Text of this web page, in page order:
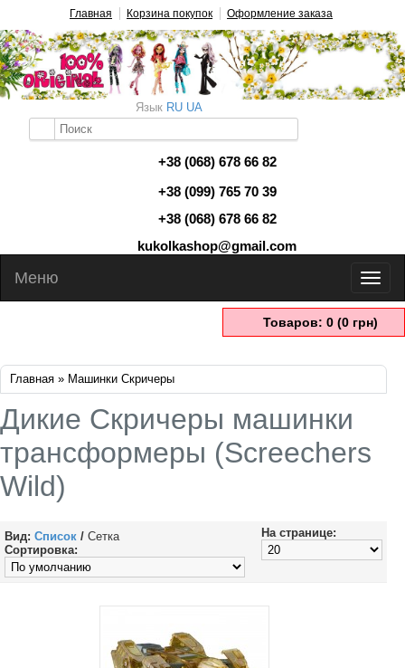
Главная Корзина покупок Оформление заказа
Язык RU UA
Товаров: 0 (0 грн)
+38 (068) 678 66 82
+38 (099) 765 70 39
+38 (068) 678 66 82
kukolkashop@gmail.com
Меню
Главная » Машинки Скричеры
Дикие Скричеры машинки
трансформеры (Screechers
Wild)
Вид: Список / Сетка
На странице:
Сортировка: